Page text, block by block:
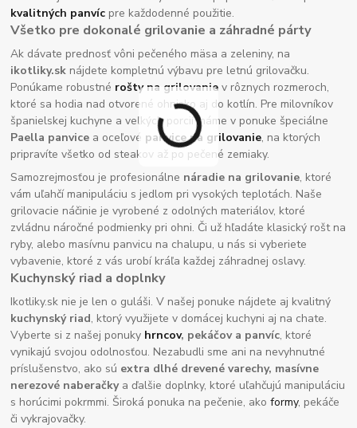
kvalitných panvíc pre každodenné použitie.
Všetko pre dokonalé grilovanie a záhradné párty
Ak dávate prednosť vôni pečeného mäsa a zeleniny, na
ikotliky.sk nájdete kompletnú výbavu pre letnú grilovačku.
Ponúkame robustné rošty na grilovanie v rôznych rozmeroch,
ktoré sa hodia nad otvorené ohnisko aj do kotlín. Pre milovníkov
španielskej kuchyne a veľkých porcií máme v ponuke špeciálne
Paella panvice a oceľové panvice na grilovanie, na ktorých
pripravíte všetko od steakov až po pečené zemiaky.
Samozrejmosťou je profesionálne náradie na grilovanie, ktoré
vám uľahčí manipuláciu s jedlom pri vysokých teplotách. Naše
grilovacie náčinie je vyrobené z odolných materiálov, ktoré
zvládnu náročné podmienky pri ohni. Či už hľadáte klasický rošt na
ryby, alebo masívnu panvicu na chalupu, u nás si vyberiete
vybavenie, ktoré z vás urobí kráľa každej záhradnej oslavy.
Kuchynský riad a doplnky
Ikotliky.sk nie je len o guláši. V našej ponuke nájdete aj kvalitný
kuchynský riad, ktorý využijete v domácej kuchyni aj na chate.
Vyberte si z našej ponuky hrncov, pekáčov a panvíc, ktoré
vynikajú svojou odolnosťou. Nezabudli sme ani na nevyhnutné
príslušenstvo, ako sú extra dlhé drevené varechy, masívne
nerezové naberačkya ďalšie doplnky, ktoré uľahčujú manipuláciu
s horúcimi pokrmmi. Široká ponuka na pečenie, akoformy, pekáče
či vykrajovačky.